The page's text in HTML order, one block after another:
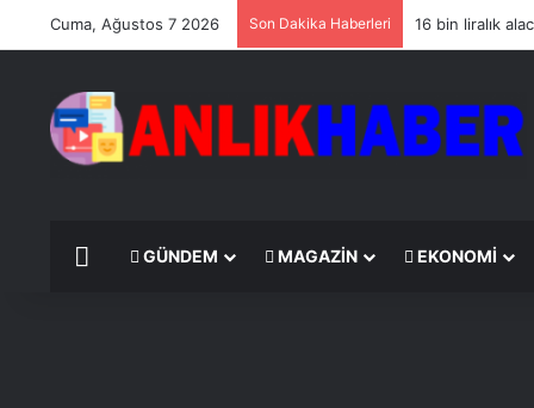
Cuma, Ağustos 7 2026 Son Dakika Haberleri 16 bin liralık
ANASAYFAGÜNDEM MAGAZIN EKONOMI